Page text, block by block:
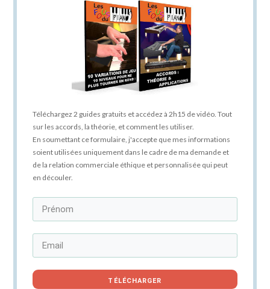
Téléchargez 2 guides gratuits et accédez à 2h15 de vidéo. Tout
sur les accords, la théorie, et comment les utiliser.
En soumettant ce formulaire, j'accepte que mes informations
soient utilisées uniquement dans le cadre de ma demande et
de la relation commerciale éthique et personnalisée qui peut
en découler.
TÉLÉCHARGER